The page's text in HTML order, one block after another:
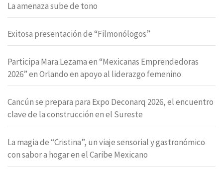
La amenaza sube de tono
Exitosa presentación de “Filmonólogos”
Participa Mara Lezama en “Mexicanas Emprendedoras
2026” en Orlando en apoyo al liderazgo femenino
Cancún se prepara para Expo Deconarq 2026, el encuentro
clave de la construcción en el Sureste
La magia de “Cristina”, un viaje sensorial y gastronómico
con sabor a hogar en el Caribe Mexicano